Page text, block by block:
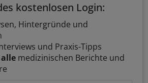
kostenlosen Login:
Hintergründe und
und Praxis-Tipps
medizinischen Berichte und